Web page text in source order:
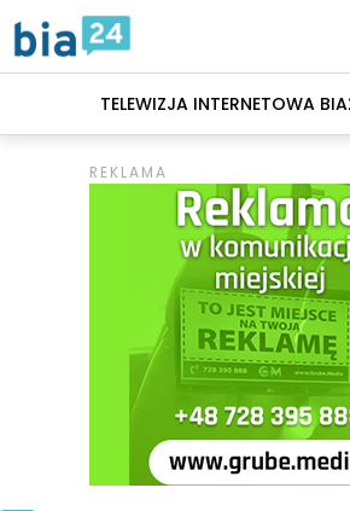
TELEWIZJA INTERNETOWA